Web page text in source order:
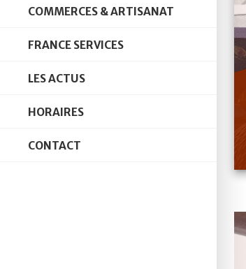
COMMERCES & ARTISANAT
FRANCE SERVICES
LES ACTUS
HORAIRES
CONTACT